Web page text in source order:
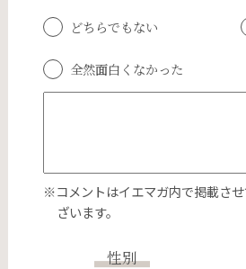
どちらでもない
全然面白くなかった
※コメントはイエマガ内で掲載さ
ざいます。
性別